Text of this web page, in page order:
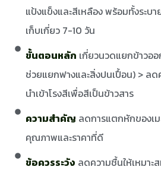
แป้งแข็งและสีเหลือง พร้อมทั้งระบ
เก็บเกี่ยว 7-10 วัน
ขั้นตอนหลัก เกี่ยวนวดแยกข้าวอ
ช่วยแยกฟางและสิ่งปนเปื้อน) > ล
นำเข้าโรงสีเพื่อสีเป็นข้าวสาร
ความสำคัญ ลดการแตกหักของเ
คุณภาพและราคาที่ดี
ข้อควรระวัง ลดความชื้นให้เหมาะ